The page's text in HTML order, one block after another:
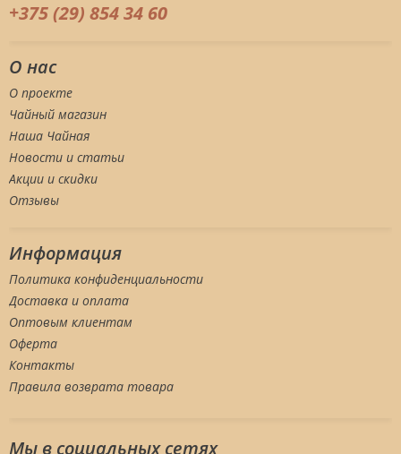
+375 (29) 854 34 60
О нас
О проекте
Чайный магазин
Наша Чайная
Новости и статьи
Акции и скидки
Отзывы
Информация
Политика конфиденциальности
Доставка и оплата
Оптовым клиентам
Оферта
Контакты
Правила возврата товара
Мы в социальных сетяx